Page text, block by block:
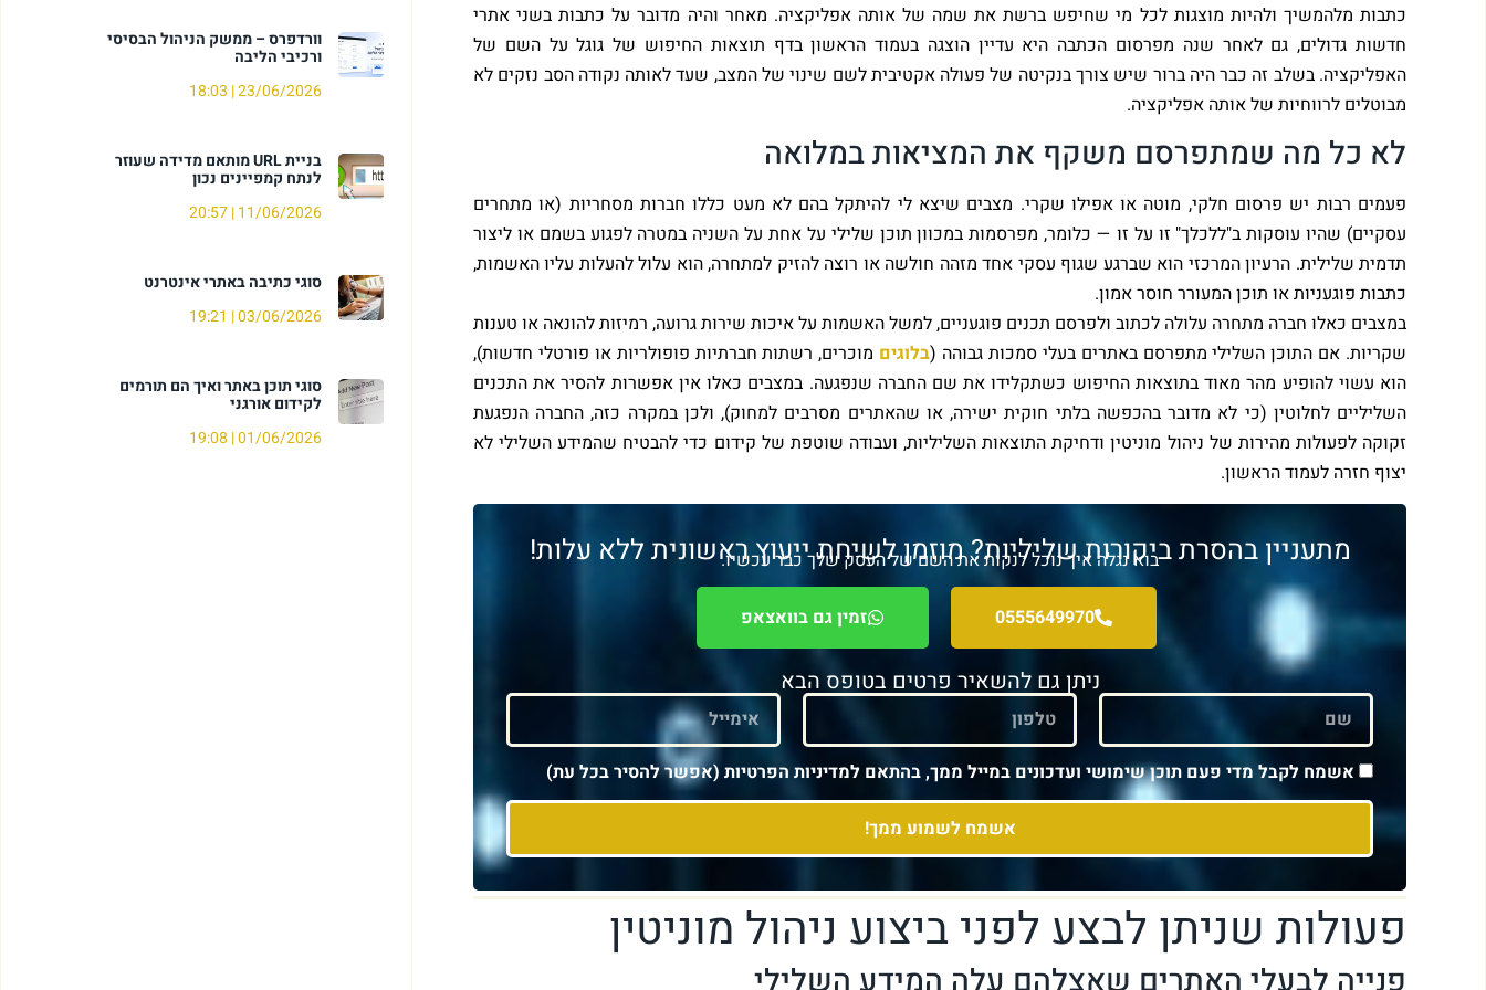
וורדפרס – ממשק הניהול הבסיסי
ורכיבי הליבה
23/06/2026
בניית URL מותאם מדידה שעוזר
לנתח קמפיינים נכון
11/06/2026
20:57
סוגי כתיבה באתרי אינטרנט
03/06/2026
סוגי תוכן באתר ואיך הם תורמים
לקידום אורגני
01/06/2026
כתבות מלהמשיך ולהיות מוצגות לכל מי שחיפש ברשת את שמה של אותה אפליקציה. מאחר והיה מדובר על כתבות בשני אתרי
חדשות גדולים, גם לאחר שנה מפרסום הכתבה היא עדיין הוצגה בעמוד הראשון בדף תוצאות החיפוש של גוגל על השם של
האפליקציה. בשלב זה כבר היה ברור שיש צורך בנקיטה של פעולה אקטיבית לשם שינוי של המצב, שעד לאותה נקודה הסב נזקים לא
מבוטלים לרווחיות של אותה אפליקציה.
לא כל מה שמתפרסם משקף את המציאות במלואה
פעמים רבות יש פרסום חלקי, מוטה או אפילו שקרי. מצבים שיצא לי להיתקל בהם לא מעט כללו חברות מסחריות (או מתחרים
עסקיים) שהיו עוסקות ב"ללכלך" זו על זו — כלומר, מפרסמות במכוון תוכן שלילי על אחת על השניה במטרה לפגוע בשמם או ליצור
תדמית שלילית. הרעיון המרכזי הוא שברגע שגוף עסקי אחד מזהה חולשה או רוצה להזיק למתחרה, הוא עלול להעלות עליו האשמות,
כתבות פוגעניות או תוכן המעורר חוסר אמון.
במצבים כאלו חברה מתחרה עלולה לכתוב ולפרסם תכנים פוגעניים, למשל האשמות על איכות שירות גרועה, רמיזות להונאה או טענות
שקריות. אם התוכן השלילי מתפרסם באתרים בעלי סמכות גבוהה (בלוגים מוכרים, רשתות חברתיות פופולריות או פורטלי חדשות),
הוא עשוי להופיע מהר מאוד בתוצאות החיפוש כשתקלידו את שם החברה שנפגעה. במצבים כאלו אין אפשרות להסיר את התכנים
השליליים לחלוטין (כי לא מדובר בהכפשה בלתי חוקית ישירה, או שהאתרים מסרבים למחוק), ולכן במקרה כזה, החברה הנפגעת
זקוקה לפעולות מהירות של ניהול מוניטין ודחיקת התוצאות השליליות, ועבודה שוטפת של קידום כדי להבטיח שהמידע השלילי לא
יצוף חזרה לעמוד הראשון.
מתעניין בהסרת ביקורות שליליות? מוזמן לשיחת ייעוץ ראשונית ללא עלות!
בוא נגלה איך נוכל לנקות את השם של העסק שלך כבר עכשיו.
0555649970 זמין גם בוואצאפ
ניתן גם להשאיר פרטים בטופס הבא
אשמח לקבל מדי פעם תוכן שימושי ועדכונים במייל ממך, בהתאם למדיניות הפרטיות (אפשר להסיר בכל עת)
אשמח לשמוע ממך!
פעולות שניתן לבצע לפני ביצוע ניהול מוניטין